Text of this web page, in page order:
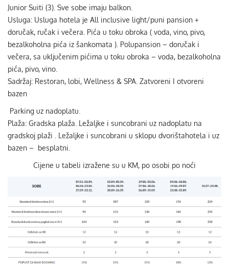
Junior Suiti (3). Sve sobe imaju balkon.
Usluga: Usluga hotela je All inclusive light/puni pansion +
doručak, ručak i večera. Pića u toku obroka ( voda, vino, pivo,
bezalkoholna pića iz šankomata ). Polupansion – doručak i
večera, sa uključenim pićima u toku obroka – voda, bezalkoholna
pića, pivo, vino.
Sadržaj: Restoran, lobi, Wellness & SPA. Zatvoreni I otvoreni
bazen
Parking uz nadoplatu.
Plaža: Gradska plaža. Ležaljke i suncobrani uz nadoplatu na
gradskoj plaži . Ležaljke i suncobrani u sklopu dvorištahotela i uz
bazen – besplatni.
Cijene u tabeli izražene su u KM, po osobi po noći